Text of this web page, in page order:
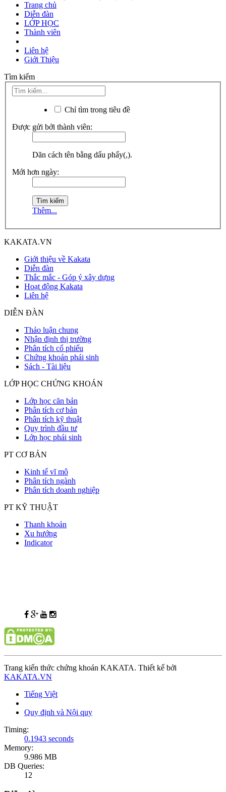
Trang chủ
Diễn đàn
LỚP HỌC
Thành viên
Liên hệ
Giới Thiệu
Tìm kiếm
Chỉ tìm trong tiêu đề
Được gửi bởi thành viên:
Dãn cách tên bằng dấu phẩy(,).
Mới hơn ngày:
Thêm...
KAKATA.VN
Giới thiệu về Kakata
Diễn đàn
Thắc mắc - Góp ý xây dựng
Hoạt động Kakata
Liên hệ
DIỄN ĐÀN
Thảo luận chung
Nhận định thị trường
Phân tích cổ phiếu
Chứng khoán phái sinh
Sách - Tài liệu
LỚP HỌC CHỨNG KHOÁN
Lớp học căn bản
Phân tích cơ bản
Phân tích kỹ thuật
Quy trình đầu tư
Lớp học phái sinh
PT CƠ BẢN
Kinh tế vĩ mô
Phân tích ngành
Phân tích doanh nghiệp
PT KỸ THUẬT
Thanh khoản
Xu hướng
Indicator
Trang kiến thức chứng khoán KAKATA. Thiết kế bởi
KAKATA.VN
Tiếng Việt
Quy định và Nội quy
Timing:
0.1943 seconds
Memory:
9.986 MB
DB Queries:
12